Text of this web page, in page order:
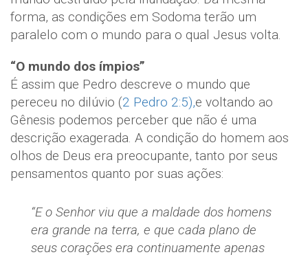
forma, as condições em Sodoma terão um
paralelo com o mundo para o qual Jesus volta.
“O mundo dos ímpios”
É assim que Pedro descreve o mundo que
pereceu no dilúvio (2 Pedro 2:5),e voltando ao
Gênesis podemos perceber que não é uma
descrição exagerada. A condição do homem aos
olhos de Deus era preocupante, tanto por seus
pensamentos quanto por suas ações:
“E o Senhor viu que a maldade dos homens
era grande na terra, e que cada plano de
seus corações era continuamente apenas